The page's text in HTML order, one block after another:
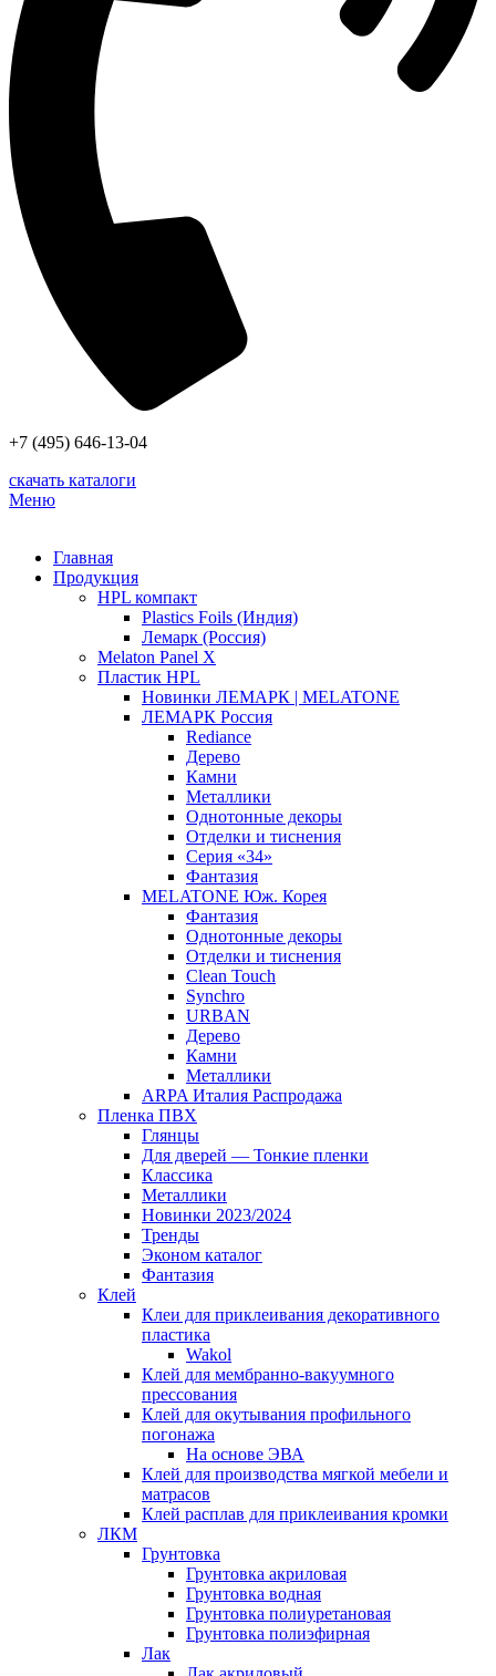
+7 (495) 646-13-04
скачать каталоги
Меню
Главная
Продукция
HPL компакт
Plastics Foils (Индия)
Лемарк (Россия)
Melaton Panel X
Пластик HPL
Новинки ЛЕМАРК | MELATONE
ЛЕМАРК Россия
Rediance
Дерево
Камни
Металлики
Однотонные декоры
Отделки и тиснения
Серия «34»
Фантазия
MELATONE Юж. Корея
Фантазия
Однотонные декоры
Отделки и тиснения
Clean Touch
Synchro
URBAN
Дерево
Камни
Металлики
ARPA Италия Распродажа
Пленка ПВХ
Глянцы
Для дверей — Тонкие пленки
Классика
Металлики
Новинки 2023/2024
Тренды
Эконом каталог
Фантазия
Клей
Клеи для приклеивания декоративного
пластика
Wakol
Клей для мембранно-вакуумного
прессования
Клей для окутывания профильного
погонажа
На основе ЭВА
Клей для производства мягкой мебели и
матрасов
Клей расплав для приклеивания кромки
ЛКМ
Грунтовка
Грунтовка акриловая
Грунтовка водная
Грунтовка полиуретановая
Грунтовка полиэфирная
Лак